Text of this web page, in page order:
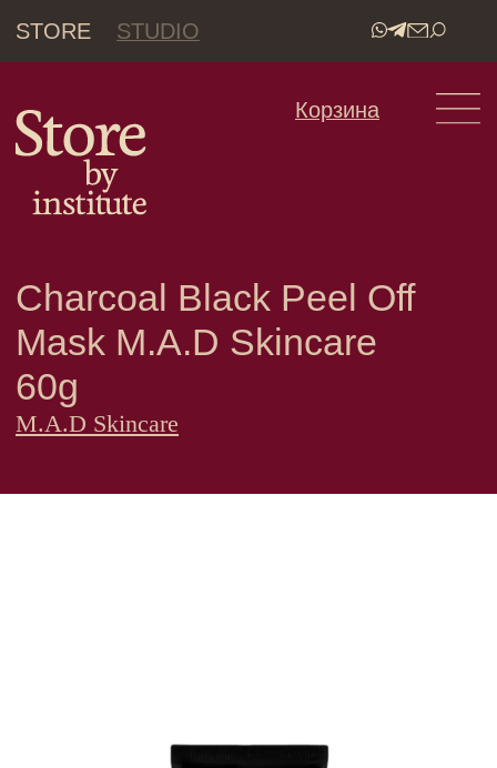
STORE STUDIO
•
Charcoal Black Peel Off
60g
M.A.D Skincare